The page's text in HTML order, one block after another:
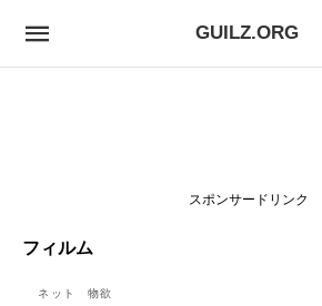
GUILZ.ORG
スポンサードリンク
フィルム
ネット 物欲